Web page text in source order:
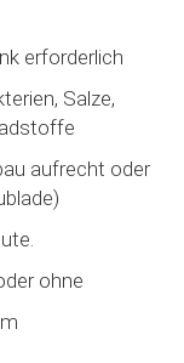
erforderlich
Salze,
aufrecht oder
ohne